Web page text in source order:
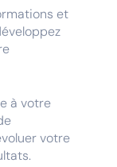
et
à votre
votre